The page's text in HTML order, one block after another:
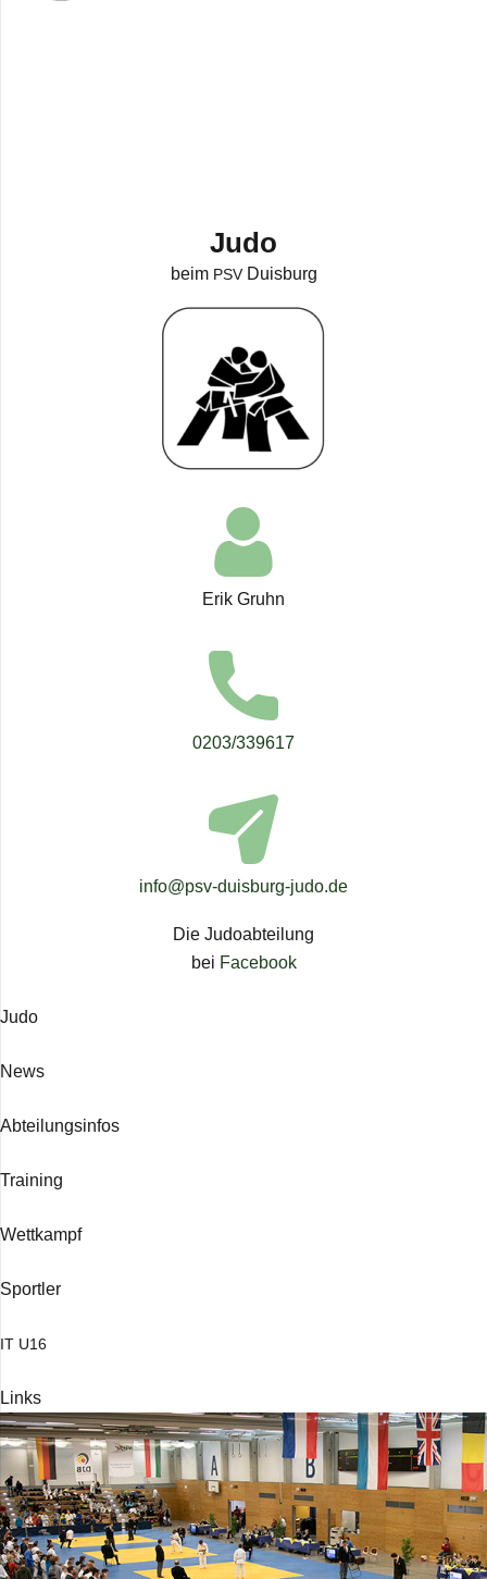
Judo
beim PSVDuisburg
Erik Gruhn
0203/​​339617
info@​psv-​duisburg-​judo.​de
Die Judo­ab­tei­lung
bei Face­book
Judo
News
Abtei­lungs­in­fos
Trai­ning
Wett­kampf
Sport­ler
IT U16
Links